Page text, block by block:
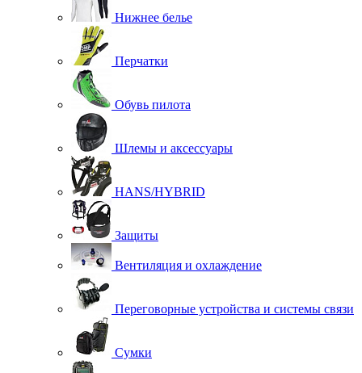
Нижнее белье
Перчатки
Обувь пилота
Шлемы и аксессуары
HANS/HYBRID
Защиты
Вентиляция и охлаждение
Переговорные устройства и системы связи
Сумки